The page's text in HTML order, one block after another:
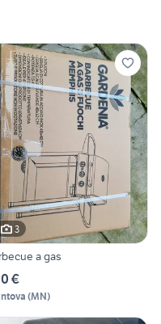
3
a gas
€
(MN)